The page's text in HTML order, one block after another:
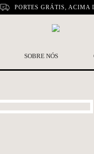
PORTES GRÁTIS, ACIMA
SOBRE NÓS